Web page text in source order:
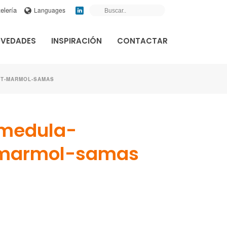
Languages
INSPIRACIÓN CONTACTAR
MARMOL-SAMAS
samas